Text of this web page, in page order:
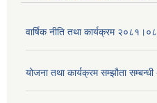
वार्षिक नीति तथा कार्यक्रम
योजना तथा कार्यक्रम सम्झौता